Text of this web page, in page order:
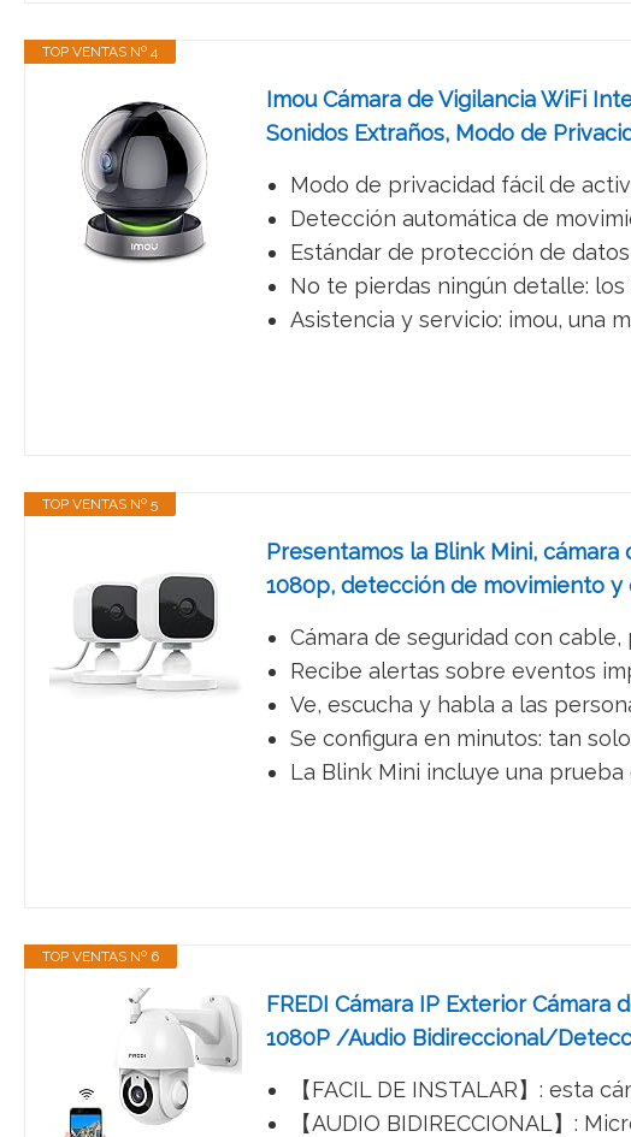
TOP VENTAS Nº 4
Imou Cámara de Vigilancia WiFi
Sonidos Extraños, Modo de
Modo de privacidad fácil de
Detección automática de
Estándar de protección de
No te pierdas ningún detalle:
Asistencia y servicio: imou, una
TOP VENTAS Nº 5
Presentamos la Blink Mini,
1080p, detección de movimiento y
Cámara de seguridad con
Recibe alertas sobre eventos
Ve, escucha y habla a las
Se configura en minutos: tan
La Blink Mini incluye una
TOP VENTAS Nº 6
FREDI Cámara IP Exterior
1080P /Audio Bidireccional/
【FACIL DE INSTALAR】: esta
【AUDIO BIDIRECCIONAL】: